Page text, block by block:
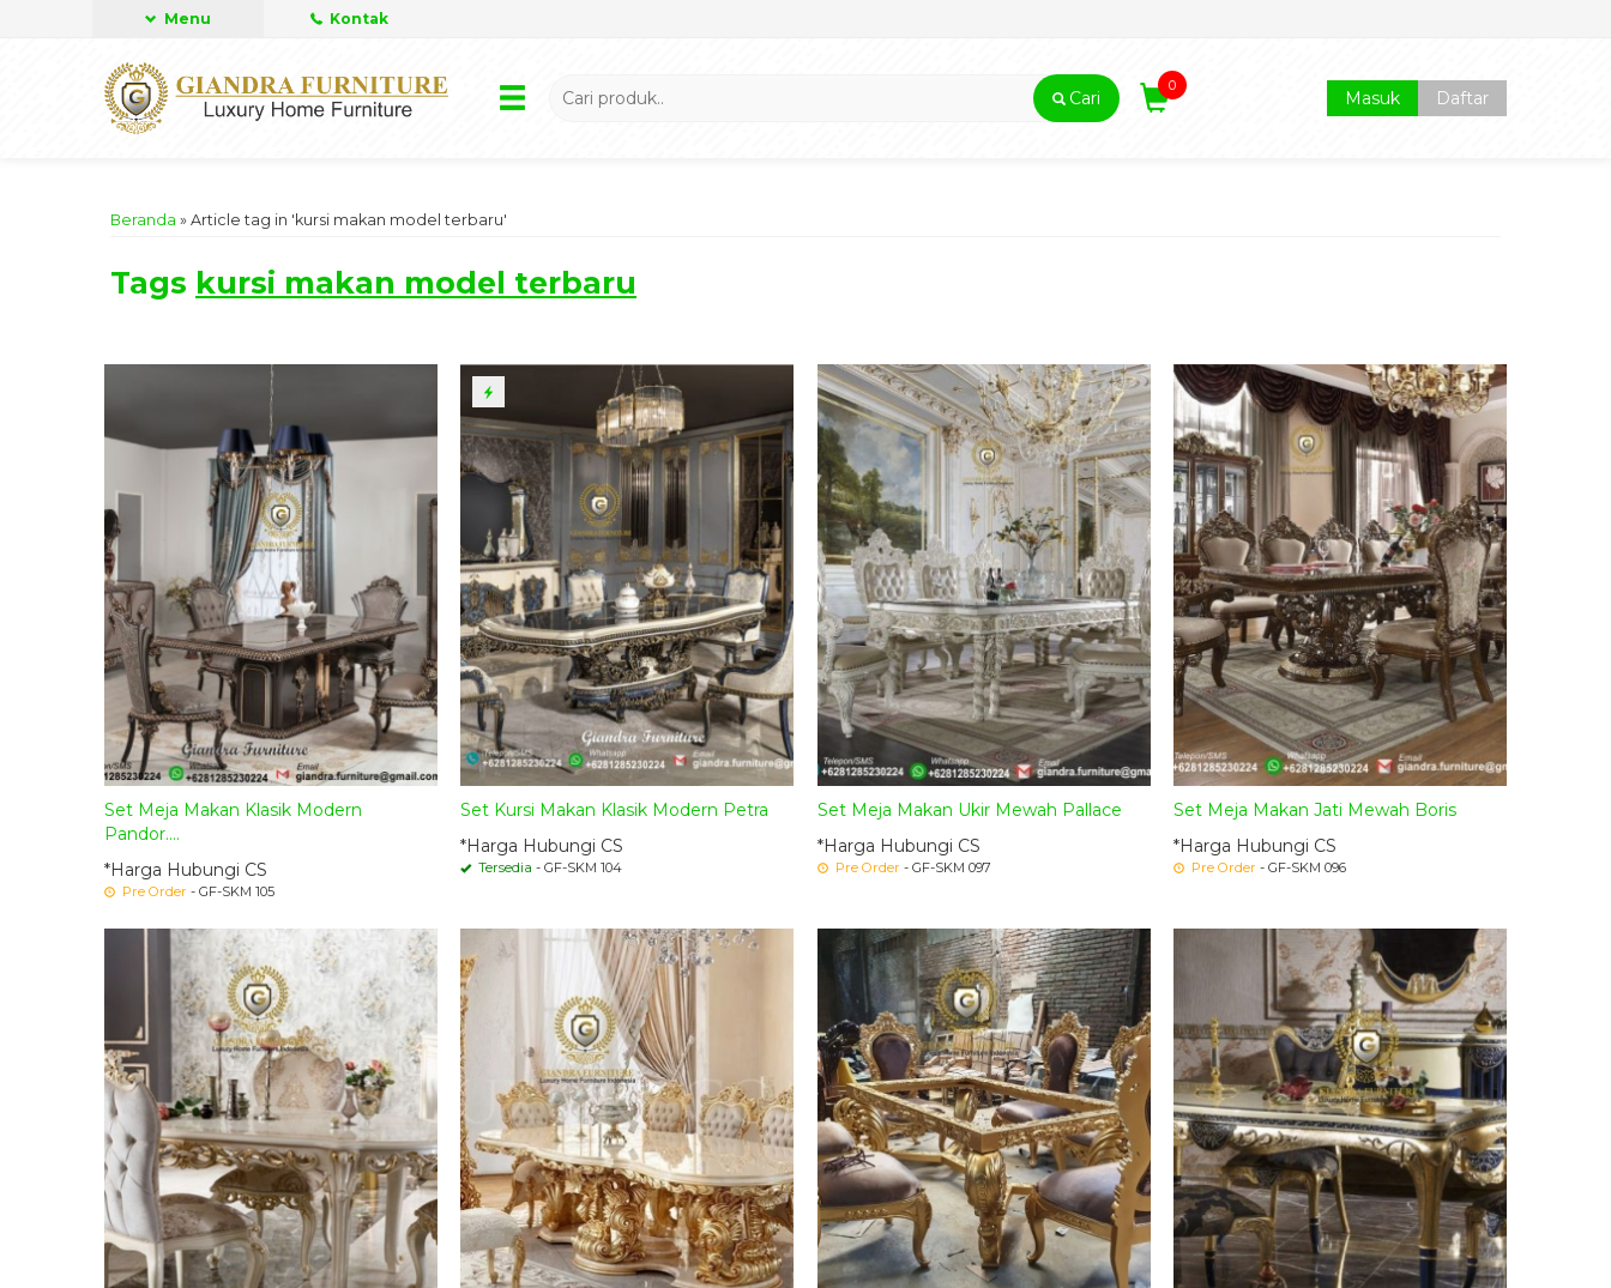
Menu Kontak
Cari
0
Masuk Daftar
Beranda » Article tag in 'kursi makan model terbaru'
Tags kursi makan model terbaru
Set Meja Makan Klasik Modern
Pandor....
*Harga Hubungi CS
Pre Order - GF-SKM 105
Set Kursi Makan Klasik Modern Petra
*Harga Hubungi CS
Tersedia - GF-SKM 104
Set Meja Makan Ukir Mewah Pallace
*Harga Hubungi CS
Pre Order - GF-SKM 097
Set Meja Makan Jati Mewah Boris
*Harga Hubungi CS
Pre Order - GF-SKM 096